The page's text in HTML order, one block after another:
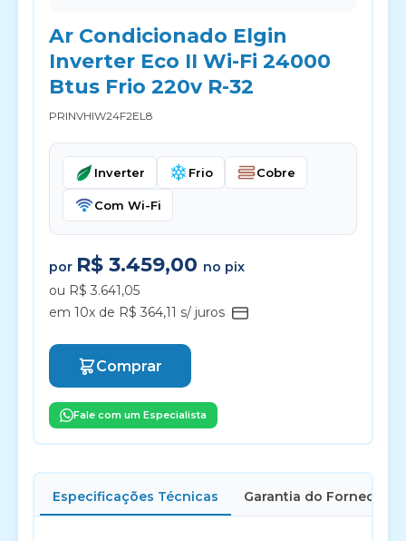
Ar Condicionado Elgin
Inverter Eco II Wi-Fi 24000
Btus Frio 220v R-32
PRINVHIW24F2EL8
Inverter Frio Cobre
Com Wi-Fi
por R$ 3.459,00 no pix
ou R$ 3.641,05
em 10x de R$ 364,11 s/ juros
Comprar
Fale com um Especialista
Especificações Técnicas Garantia do Fornecedor